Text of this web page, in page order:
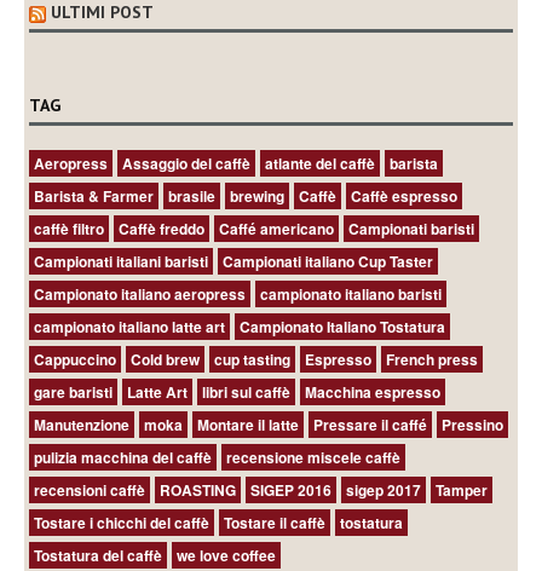
ULTIMI POST
TAG
Aeropress Assaggio del caffè atlante del caffè
barista
Barista & Farmer
brasile brewing Caffè
Caffè espresso
caffè filtro
Caffè freddo Caffé americano
Campionati baristi
Campionati italiani baristi
Campionati italiano Cup Taster
Campionato italiano aeropress
campionato italiano baristi
campionato italiano latte art
Campionato Italiano Tostatura
Cappuccino
Cold brew cup tasting Espresso
French press
gare baristi
Latte Art libri sul caffè
Macchina espresso
Manutenzione
moka Montare il latte Pressare il caffé
Pressino
pulizia macchina del caffè
recensione miscele caffè
recensioni caffè
ROASTING SIGEP 2016 sigep 2017
Tamper
Tostare i chicchi del caffè
Tostare il caffè
tostatura
Tostatura del caffè
we love coffee